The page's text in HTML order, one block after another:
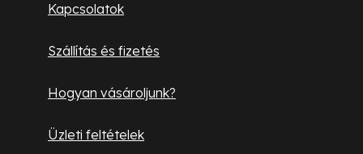
Kapcsolatok
Szállítás és fizetés
Hogyan vásároljunk?
Üzleti feltételek